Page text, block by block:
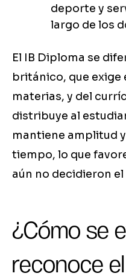
deporte y
largo de los
El IB Diploma se
británico, que exige
materias, y del
distribuye al
mantiene amplitud
tiempo, lo que
aún no decidieron
¿Cómo se
reconoce